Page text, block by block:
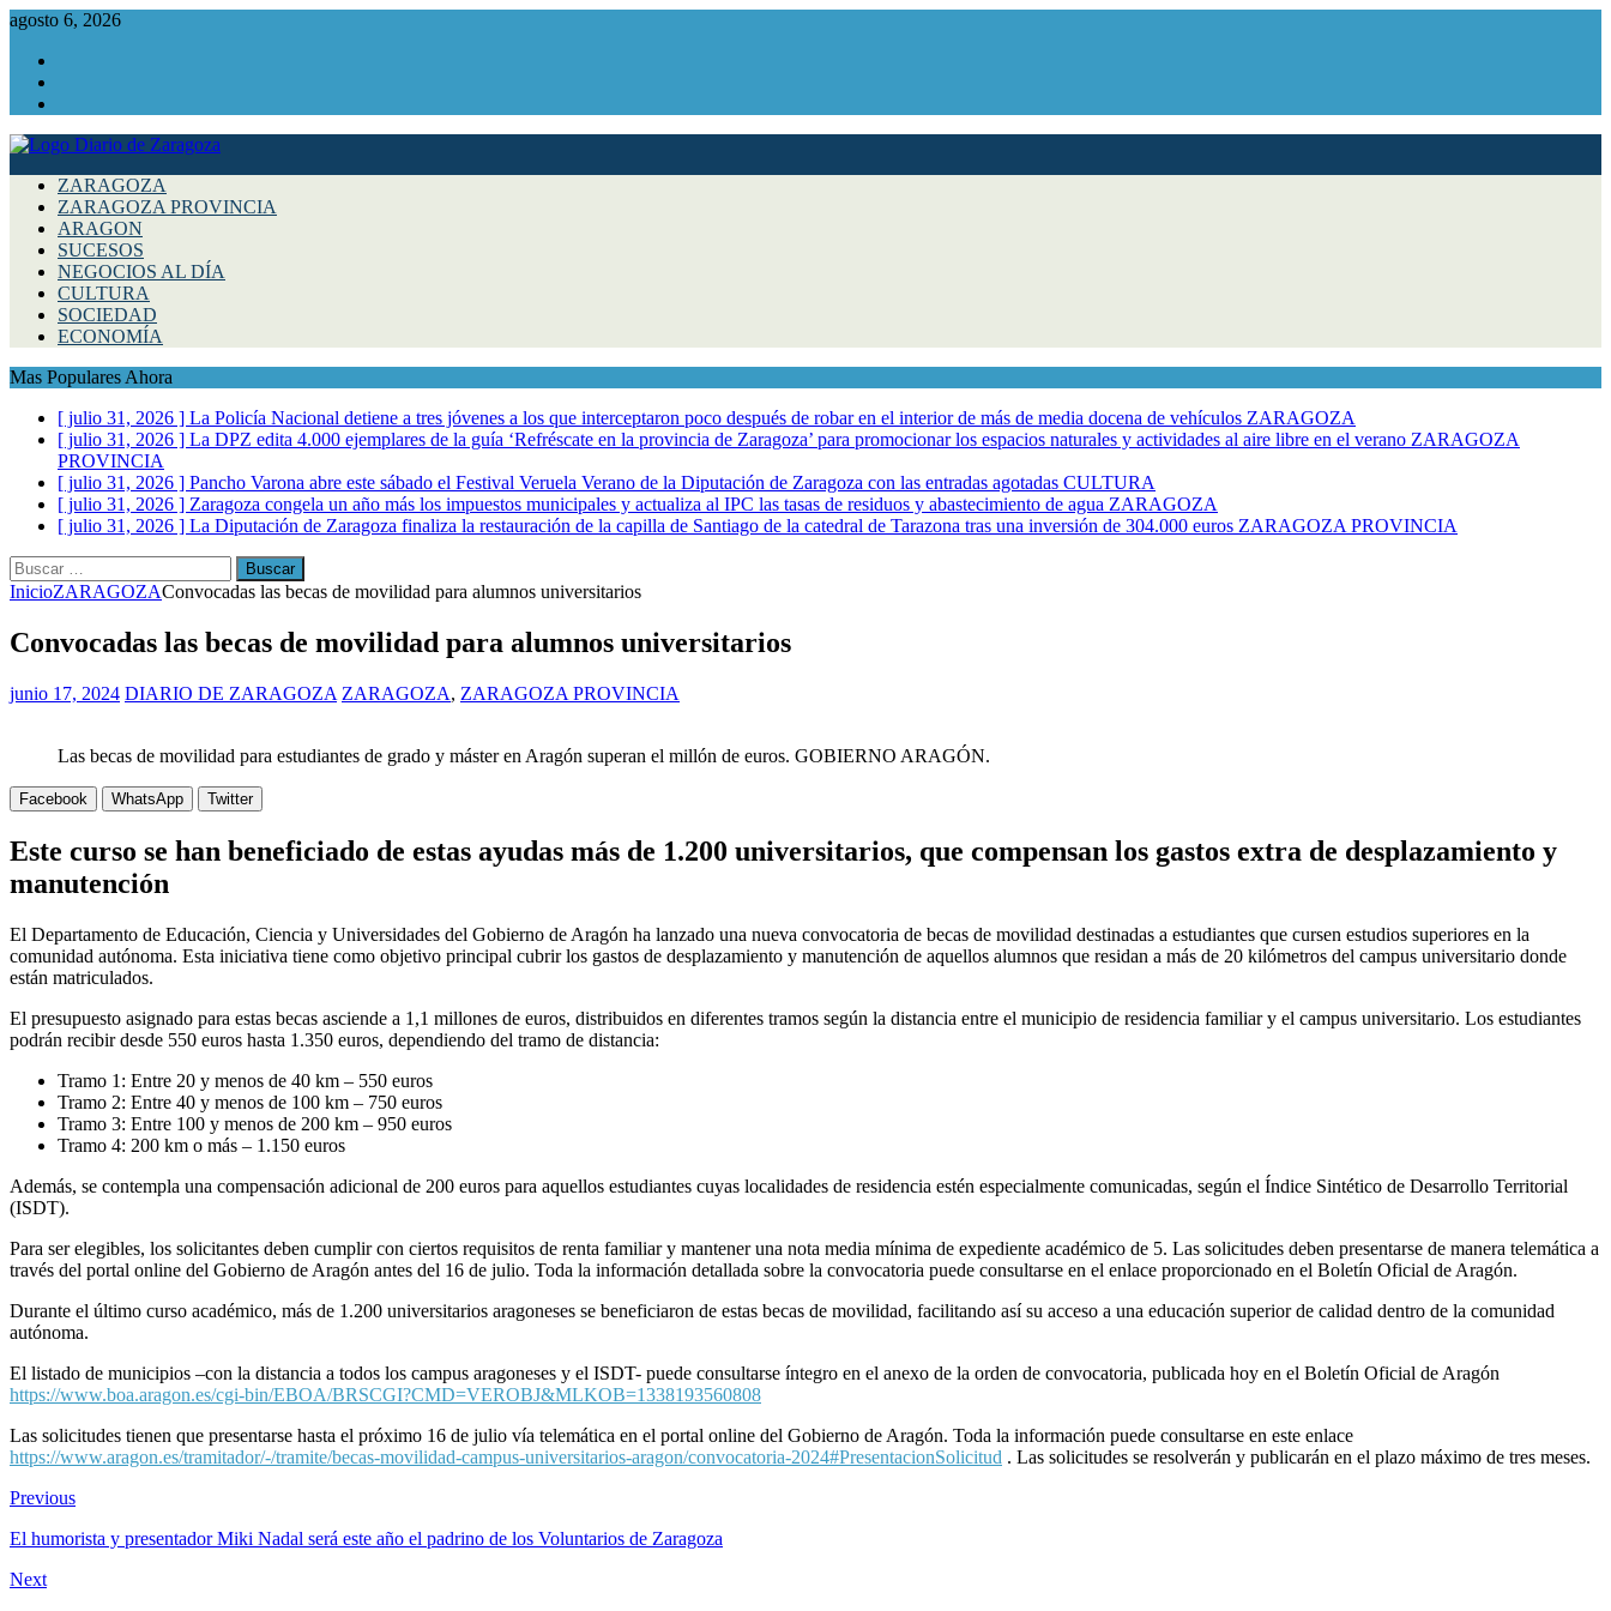
agosto 6, 2026
ZARAGOZA
ZARAGOZA PROVINCIA
ARAGON
SUCESOS
NEGOCIOS AL DÍA
CULTURA
SOCIEDAD
ECONOMÍA
Mas Populares Ahora
[ julio 31, 2026 ] La Policía Nacional detiene a tres jóvenes a los que interceptaron poco después de robar en el interior de más de media docena de vehículos ZARAGOZA
[ julio 31, 2026 ] La DPZ edita 4.000 ejemplares de la guía ‘Refréscate en la provincia de Zaragoza’ para promocionar los espacios naturales y actividades al aire libre en el verano ZARAGOZA
PROVINCIA
[ julio 31, 2026 ] Pancho Varona abre este sábado el Festival Veruela Verano de la Diputación de Zaragoza con las entradas agotadas CULTURA
[ julio 31, 2026 ] Zaragoza congela un año más los impuestos municipales y actualiza al IPC las tasas de residuos y abastecimiento de agua ZARAGOZA
[ julio 31, 2026 ] La Diputación de Zaragoza finaliza la restauración de la capilla de Santiago de la catedral de Tarazona tras una inversión de 304.000 euros ZARAGOZA PROVINCIA
Buscar:
InicioZARAGOZAConvocadas las becas de movilidad para alumnos universitarios
Convocadas las becas de movilidad para alumnos universitarios
junio 17, 2024 DIARIO DE ZARAGOZA ZARAGOZA, ZARAGOZA PROVINCIA
Las becas de movilidad para estudiantes de grado y máster en Aragón superan el millón de euros. GOBIERNO ARAGÓN.
Facebook WhatsApp Twitter
Este curso se han beneficiado de estas ayudas más de 1.200 universitarios, que compensan los gastos extra de desplazamiento y
manutención
El Departamento de Educación, Ciencia y Universidades del Gobierno de Aragón ha lanzado una nueva convocatoria de becas de movilidad destinadas a estudiantes que cursen estudios superiores en la
comunidad autónoma. Esta iniciativa tiene como objetivo principal cubrir los gastos de desplazamiento y manutención de aquellos alumnos que residan a más de 20 kilómetros del campus universitario donde
están matriculados.
El presupuesto asignado para estas becas asciende a 1,1 millones de euros, distribuidos en diferentes tramos según la distancia entre el municipio de residencia familiar y el campus universitario. Los estudiantes
podrán recibir desde 550 euros hasta 1.350 euros, dependiendo del tramo de distancia:
Tramo 1: Entre 20 y menos de 40 km – 550 euros
Tramo 2: Entre 40 y menos de 100 km – 750 euros
Tramo 3: Entre 100 y menos de 200 km – 950 euros
Tramo 4: 200 km o más – 1.150 euros
Además, se contempla una compensación adicional de 200 euros para aquellos estudiantes cuyas localidades de residencia estén especialmente comunicadas, según el Índice Sintético de Desarrollo Territorial
(ISDT).
Para ser elegibles, los solicitantes deben cumplir con ciertos requisitos de renta familiar y mantener una nota media mínima de expediente académico de 5. Las solicitudes deben presentarse de manera telemática a
través del portal online del Gobierno de Aragón antes del 16 de julio. Toda la información detallada sobre la convocatoria puede consultarse en el enlace proporcionado en el Boletín Oficial de Aragón.
Durante el último curso académico, más de 1.200 universitarios aragoneses se beneficiaron de estas becas de movilidad, facilitando así su acceso a una educación superior de calidad dentro de la comunidad
autónoma.
El listado de municipios –con la distancia a todos los campus aragoneses y el ISDT- puede consultarse íntegro en el anexo de la orden de convocatoria, publicada hoy en el Boletín Oficial de Aragón
https://www.boa.aragon.es/cgi-bin/EBOA/BRSCGI?CMD=VEROBJ&MLKOB=1338193560808
Las solicitudes tienen que presentarse hasta el próximo 16 de julio vía telemática en el portal online del Gobierno de Aragón. Toda la información puede consultarse en este enlace
https://www.aragon.es/tramitador/-/tramite/becas-movilidad-campus-universitarios-aragon/convocatoria-2024#PresentacionSolicitud . Las solicitudes se resolverán y publicarán en el plazo máximo de tres meses.
Previous
El humorista y presentador Miki Nadal será este año el padrino de los Voluntarios de Zaragoza
Next